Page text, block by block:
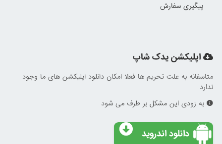
پیگیری سفارش
اپلیکشن یدک شاپ
متاسفانه به علت تحریم ها فعلا امکان دانلود اپلیکشن های ما وجود
ندارد
به زودی این مشکل بر طرف می شود
دانلود اندروید